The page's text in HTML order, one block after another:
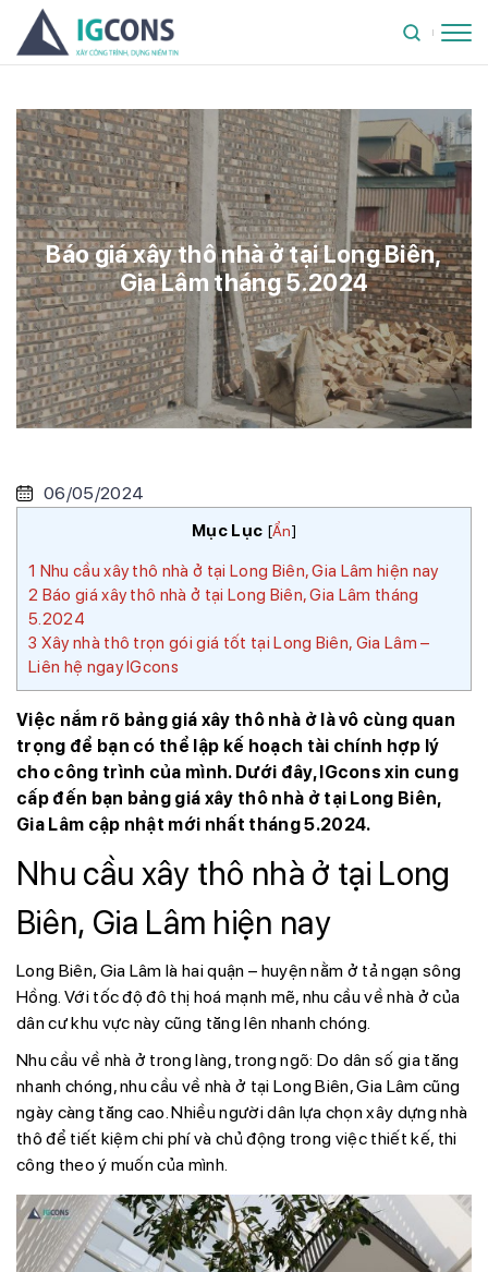
Báo giá xây thô nhà ở tại Long Biên,
Gia Lâm tháng 5.2024
06/05/2024
Mục Lục [Ẩn]
1 Nhu cầu xây thô nhà ở tại Long Biên, Gia Lâm hiện nay
2 Báo giá xây thô nhà ở tại Long Biên, Gia Lâm tháng
5.2024
3 Xây nhà thô trọn gói giá tốt tại Long Biên, Gia Lâm –
Liên hệ ngay IGcons
Việc nắm rõ bảng giá xây thô nhà ở là vô cùng quan
trọng để bạn có thể lập kế hoạch tài chính hợp lý
cho công trình của mình. Dưới đây, IGcons xin cung
cấp đến bạn bảng giá xây thô nhà ở tại Long Biên,
Gia Lâm cập nhật mới nhất tháng 5.2024.
Nhu cầu xây thô nhà ở tại Long
Biên, Gia Lâm hiện nay
Long Biên, Gia Lâm là hai quận – huyện nằm ở tả ngạn sông
Hồng. Với tốc độ đô thị hoá mạnh mẽ, nhu cầu về nhà ở của
dân cư khu vực này cũng tăng lên nhanh chóng.
Nhu cầu về nhà ở trong làng, trong ngõ: Do dân số gia tăng
nhanh chóng, nhu cầu về nhà ở tại Long Biên, Gia Lâm cũng
ngày càng tăng cao. Nhiều người dân lựa chọn xây dựng nhà
thô để tiết kiệm chi phí và chủ động trong việc thiết kế, thi
công theo ý muốn của mình.